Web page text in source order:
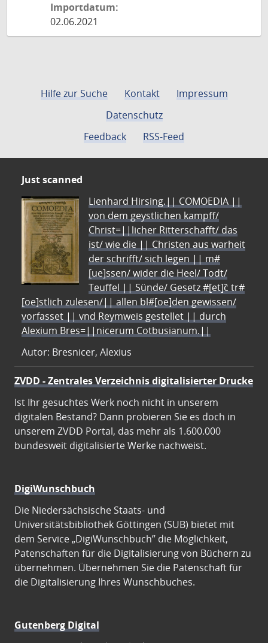
Importdatum:
02.06.2021
Hilfe zur Suche Kontakt
Impressum
Datenschutz
Feedback
RSS-Feed
Just scanned
Lienhard Hirsing.|| COMOEDIA ||
von dem geystlichen kampff/
Christ=||licher Ritterschafft/ das
ist/ wie die || Christen aus warheit
der schrifft/ sich legen || m#
[ue]ssen/ wider die Heel/ Todt/
Teuffel || Sünde/ Gesetz #[et]c̃ tr#
[oe]stlich zulesen/|| allen bl#[oe]den gewissen/
vorfasset || vnd Reymweis gestellet || durch
Alexium Bres=||nicerum Cotbusianum.||
Autor: Bresnicer, Alexius
ZVDD - Zentrales Verzeichnis digitalisierter Drucke
Ist Ihr gesuchtes Werk noch nicht in unserem
digitalen Bestand? Dann probieren Sie es doch in
unserem ZVDD Portal, das mehr als 1.600.000
bundesweit digitalisierte Werke nachweist.
DigiWunschbuch
Die Niedersächsische Staats- und
Universitätsbibliothek Göttingen (SUB) bietet mit
dem Service „DigiWunschbuch” die Möglichkeit,
Patenschaften für die Digitalisierung von Büchern zu
übernehmen. Übernehmen Sie die Patenschaft für
die Digitalisierung Ihres Wunschbuches.
Gutenberg Digital